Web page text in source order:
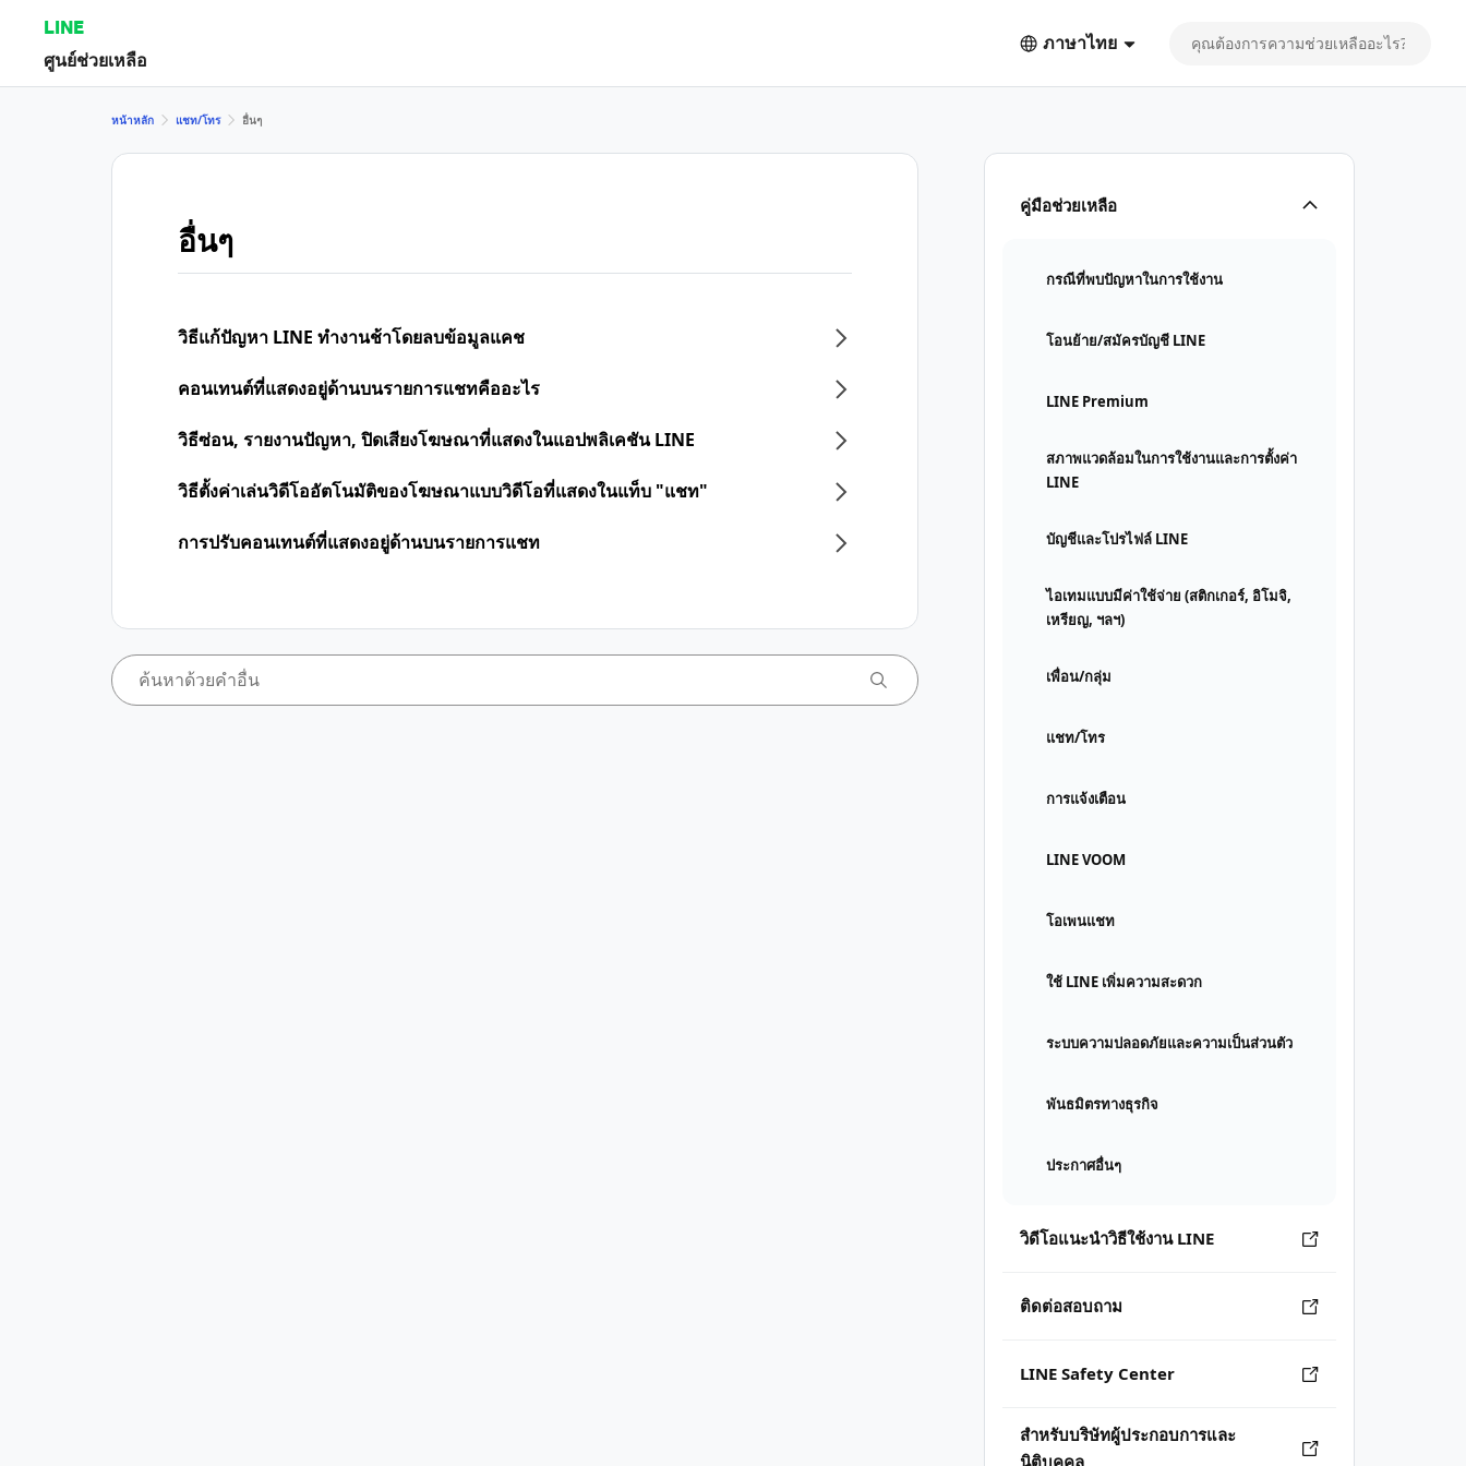
LINE
ศูนย์ช่วยเหลือ
ภาษาไทย
คู่มือช่วยเหลือ
กรณีที่พบปัญหาในการใช้งาน
โอนย้าย/สมัครบัญชี LINE
LINE Premium
สภาพแวดล้อมในการใช้งานและการตั้งค่า
LINE
บัญชีและโปรไฟล์ LINE
ไอเทมแบบมีค่าใช้จ่าย (สติกเกอร์, อิโมจิ,
เหรียญ, ฯลฯ)
เพื่อน/กลุ่ม
แชท/โทร
การแจ้งเตือน
LINE VOOM
โอเพนแชท
ใช้ LINE เพิ่มความสะดวก
ระบบความปลอดภัยและความเป็นส่วนตัว
พันธมิตรทางธุรกิจ
ประกาศอื่นๆ
วิดีโอแนะนำวิธีใช้งาน LINE
ติดต่อสอบถาม
LINE Safety Center
สำหรับบริษัทผู้ประกอบการและ
นิติบุคคล
หน้าหลัก แชท/โทร อื่นๆ
อื่นๆ
วิธีแก้ปัญหา LINE ทำงานช้าโดยลบข้อมูลแคช
คอนเทนต์ที่แสดงอยู่ด้านบนรายการแชทคืออะไร
วิธีซ่อน, รายงานปัญหา, ปิดเสียงโฆษณาที่แสดงในแอปพลิเคชัน LINE
วิธีตั้งค่าเล่นวิดีโออัตโนมัติของโฆษณาแบบวิดีโอที่แสดงในแท็บ "แชท"
การปรับคอนเทนต์ที่แสดงอยู่ด้านบนรายการแชท